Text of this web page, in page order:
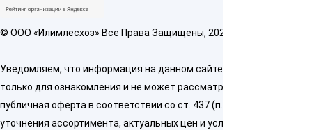
© OOO «Илимлесхоз» Все Права Защищены, 2026
Уведомляем, что информация на данном сайте предназначена
только для ознакомления и не может рассматриваться как
публичная оферта в соответствии со ст. 437 (п. 2) ГК РФ. Для
уточнения ассортимента, актуальных цен и условий